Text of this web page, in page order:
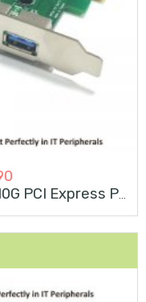
USB-C USB-A USB 3.1 Gen 2 10G PCI Express PCIe Card